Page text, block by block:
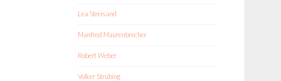
Lea Streisand
Manfred Maurenbrecher
Robert Weber
Volker Strübing